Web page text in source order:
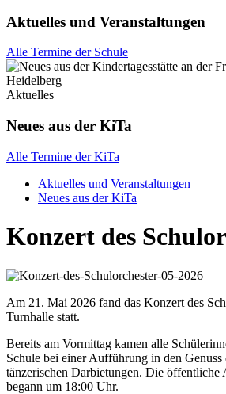
Aktuelles und Veranstaltungen
Alle Termine der Schule
Aktuelles
Neues aus der KiTa
Alle Termine der KiTa
Aktuelles und Veranstaltungen
Neues aus der KiTa
Konzert des
Am 21. Mai 2026 fand das Konzert des
Turnhalle statt.
Bereits am Vormittag kamen alle
Schule bei einer Aufführung in den Genuss
tänzerischen Darbietungen. Die öffentliche
begann um 18:00 Uhr.